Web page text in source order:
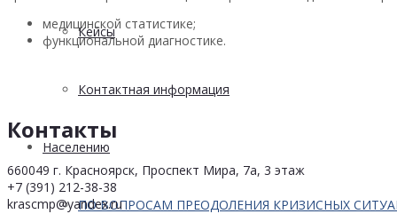
Кейсы
Контактная информация
Населению
ПО ВОПРОСАМ ПРЕОДОЛЕНИЯ КРИЗИСНЫХ
медицинской статистике;
функциональной диагностике.
Контакты
660049 г. Красноярск, Проспект Мира, 7а, 3 этаж
+7 (391) 212-38-38
krascmp@yandex.ru